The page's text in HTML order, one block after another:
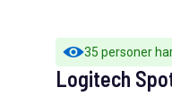
35 personer
Logitech